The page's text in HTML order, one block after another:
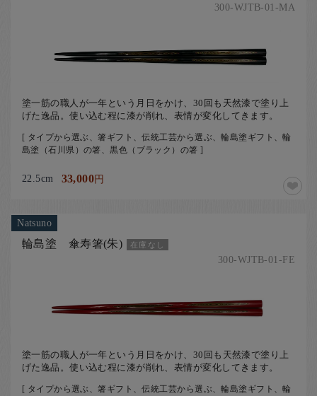
300-WJTB-01-MA
塗一筋の職人が一年という月日をかけ、30回も天然漆で塗り上
げた逸品。使い込む程に漆が削れ、表情が変化してきます。
[ タイプから選ぶ、箸ギフト、伝統工芸から選ぶ、輪島塗ギフト、輪
島塗（石川県）の箸、黒色（ブラック）の箸 ]
22.5cm 33,000円
Natsuno
輪島塗 傘寿箸(朱) 在庫なし
300-WJTB-01-FE
塗一筋の職人が一年という月日をかけ、30回も天然漆で塗り上
げた逸品。使い込む程に漆が削れ、表情が変化してきます。
[ タイプから選ぶ、箸ギフト、伝統工芸から選ぶ、輪島塗ギフト、輪